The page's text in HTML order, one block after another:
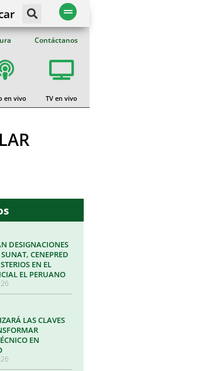
Contáctanos
en vivo TV en vivo
DESIGNACIONES
CENEPRED
EN EL
EL PERUANO
LAS CLAVES
EN